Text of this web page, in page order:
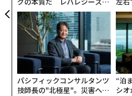
実践する、次世代ファームの
全貌
日」
パシフィックコンサルタンツ
技師長の"北極星"。災害への
“泊
シ